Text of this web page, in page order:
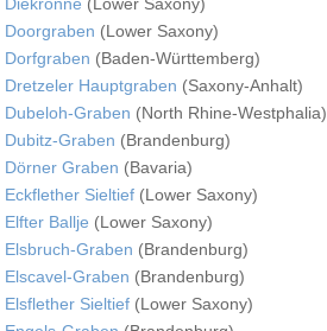
Doorgraben (Lower Saxony)
Dorfgraben (Baden-Württemberg)
Dretzeler Hauptgraben (Saxony-Anhalt)
Dubeloh-Graben (North Rhine-Westphalia)
Dubitz-Graben (Brandenburg)
Dörner Graben (Bavaria)
Eckflether Sieltief (Lower Saxony)
Elfter Ballje (Lower Saxony)
Elsbruch-Graben (Brandenburg)
Elscavel-Graben (Brandenburg)
Elsflether Sieltief (Lower Saxony)